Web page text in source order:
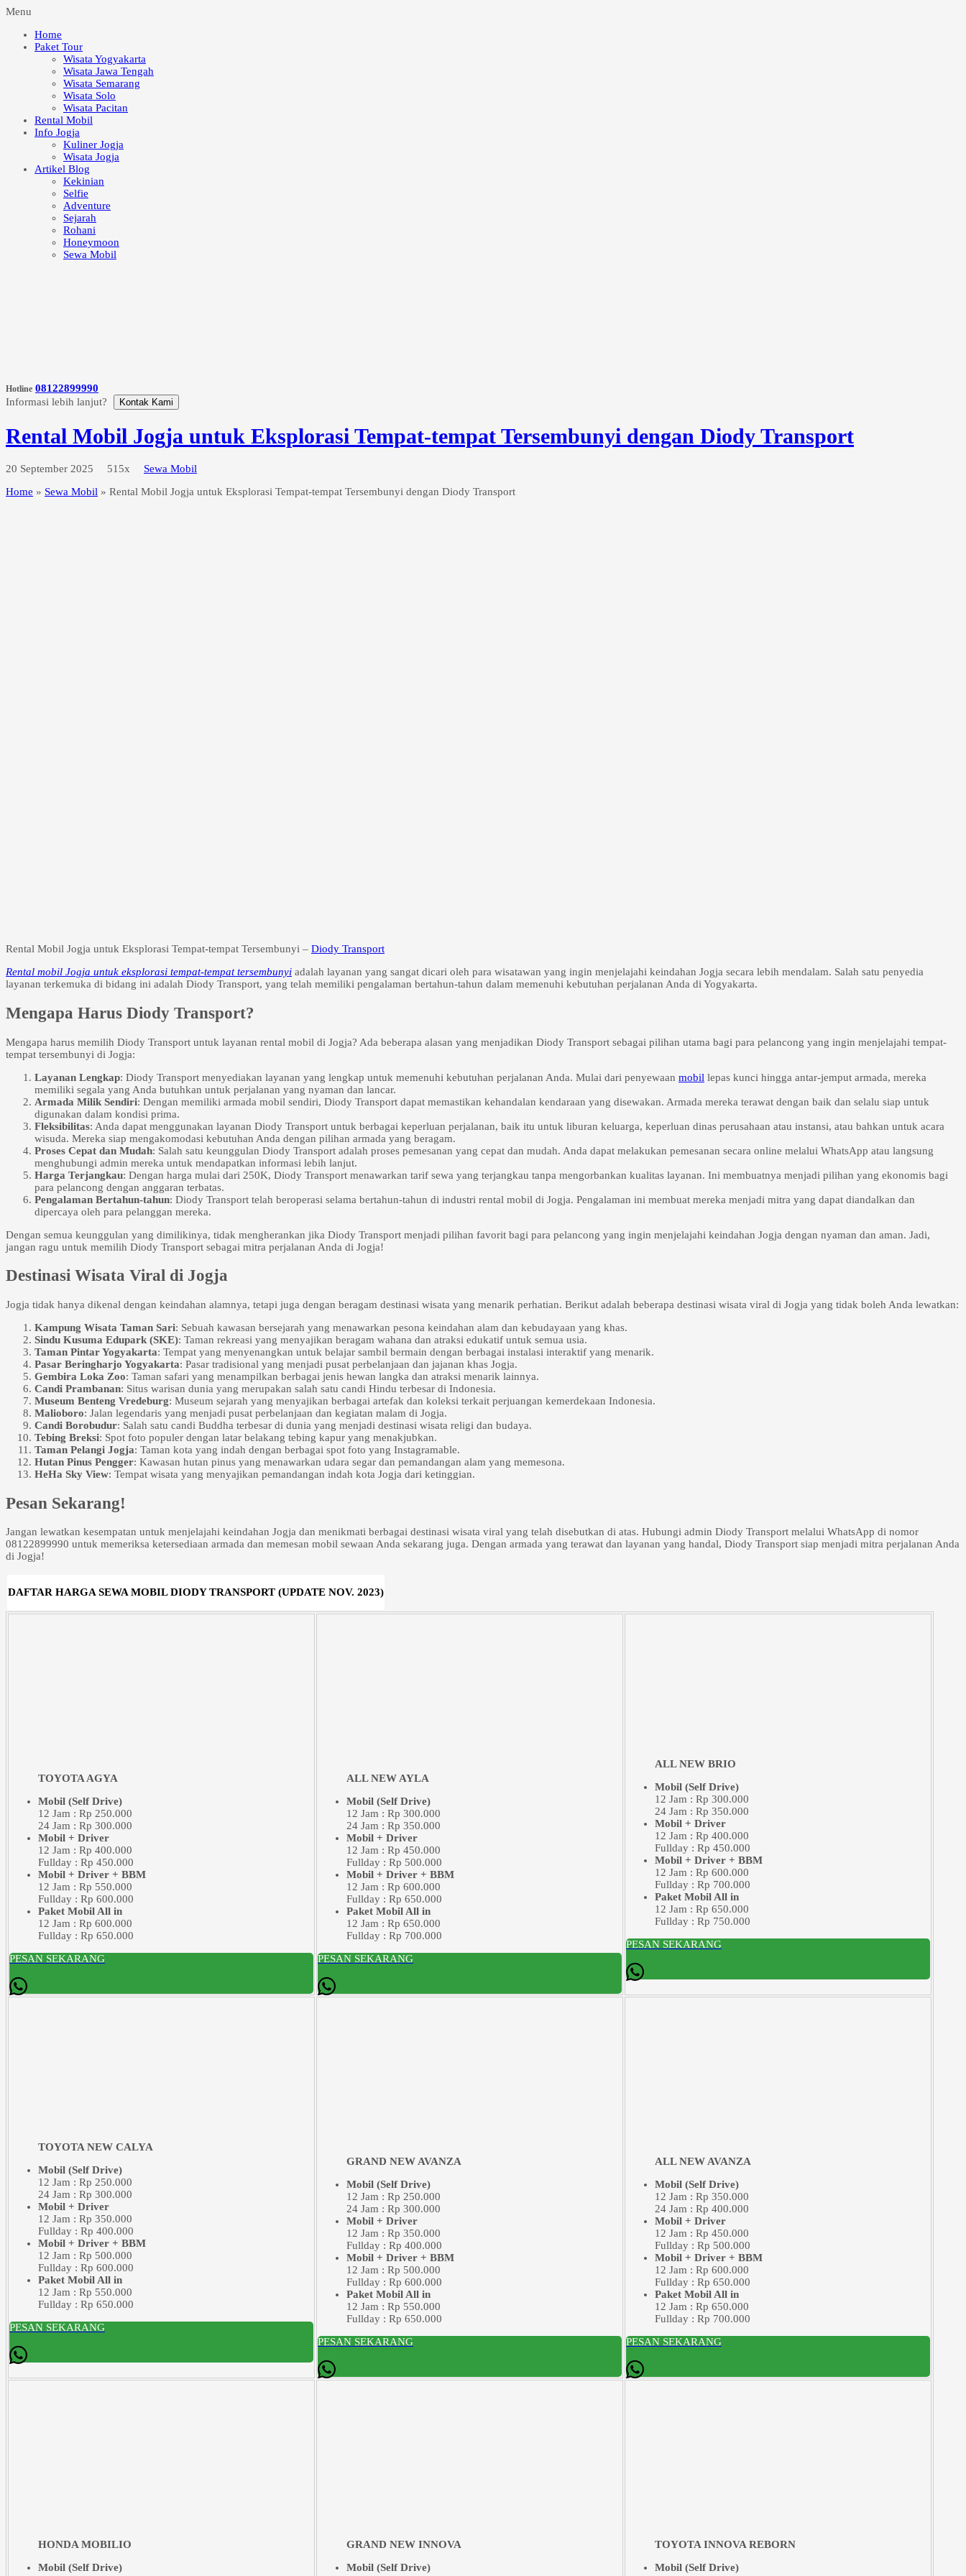
Menu
Home
Paket Tour
Wisata Yogyakarta
Wisata Jawa Tengah
Wisata Semarang
Wisata Solo
Wisata Pacitan
Rental Mobil
Info Jogja
Kuliner Jogja
Wisata Jogja
Artikel Blog
Kekinian
Selfie
Adventure
Sejarah
Rohani
Honeymoon
Sewa Mobil
Hotline 08122899990
Informasi lebih lanjut?
Kontak Kami
Rental Mobil Jogja untuk Eksplorasi Tempat-tempat Tersembunyi dengan Diody Transport
20 September 2025 515x
Sewa Mobil
Home » Sewa Mobil » Rental Mobil Jogja untuk Eksplorasi Tempat-tempat Tersembunyi dengan Diody Transport
Rental Mobil Jogja untuk Eksplorasi Tempat-tempat Tersembunyi – Diody Transport
Rental mobil Jogja untuk eksplorasi tempat-tempat tersembunyi adalah layanan yang sangat dicari oleh para wisatawan yang ingin menjelajahi keindahan Jogja secara lebih mendalam. Salah satu penyedia
layanan terkemuka di bidang ini adalah Diody Transport, yang telah memiliki pengalaman bertahun-tahun dalam memenuhi kebutuhan perjalanan Anda di Yogyakarta.
Mengapa Harus Diody Transport?
Mengapa harus memilih Diody Transport untuk layanan rental mobil di Jogja? Ada beberapa alasan yang menjadikan Diody Transport sebagai pilihan utama bagi para pelancong yang ingin menjelajahi tempat-
tempat tersembunyi di Jogja:
Layanan Lengkap: Diody Transport menyediakan layanan yang lengkap untuk memenuhi kebutuhan perjalanan Anda. Mulai dari penyewaan mobil lepas kunci hingga antar-jemput armada, mereka
memiliki segala yang Anda butuhkan untuk perjalanan yang nyaman dan lancar.
Armada Milik Sendiri: Dengan memiliki armada mobil sendiri, Diody Transport dapat memastikan kehandalan kendaraan yang disewakan. Armada mereka terawat dengan baik dan selalu siap untuk
digunakan dalam kondisi prima.
Fleksibilitas: Anda dapat menggunakan layanan Diody Transport untuk berbagai keperluan perjalanan, baik itu untuk liburan keluarga, keperluan dinas perusahaan atau instansi, atau bahkan untuk acara
wisuda. Mereka siap mengakomodasi kebutuhan Anda dengan pilihan armada yang beragam.
Proses Cepat dan Mudah: Salah satu keunggulan Diody Transport adalah proses pemesanan yang cepat dan mudah. Anda dapat melakukan pemesanan secara online melalui WhatsApp atau langsung
menghubungi admin mereka untuk mendapatkan informasi lebih lanjut.
Harga Terjangkau: Dengan harga mulai dari 250K, Diody Transport menawarkan tarif sewa yang terjangkau tanpa mengorbankan kualitas layanan. Ini membuatnya menjadi pilihan yang ekonomis bagi
para pelancong dengan anggaran terbatas.
Pengalaman Bertahun-tahun: Diody Transport telah beroperasi selama bertahun-tahun di industri rental mobil di Jogja. Pengalaman ini membuat mereka menjadi mitra yang dapat diandalkan dan
dipercaya oleh para pelanggan mereka.
Dengan semua keunggulan yang dimilikinya, tidak mengherankan jika Diody Transport menjadi pilihan favorit bagi para pelancong yang ingin menjelajahi keindahan Jogja dengan nyaman dan aman. Jadi,
jangan ragu untuk memilih Diody Transport sebagai mitra perjalanan Anda di Jogja!
Destinasi Wisata Viral di Jogja
Jogja tidak hanya dikenal dengan keindahan alamnya, tetapi juga dengan beragam destinasi wisata yang menarik perhatian. Berikut adalah beberapa destinasi wisata viral di Jogja yang tidak boleh Anda lewatkan:
Kampung Wisata Taman Sari: Sebuah kawasan bersejarah yang menawarkan pesona keindahan alam dan kebudayaan yang khas.
Sindu Kusuma Edupark (SKE): Taman rekreasi yang menyajikan beragam wahana dan atraksi edukatif untuk semua usia.
Taman Pintar Yogyakarta: Tempat yang menyenangkan untuk belajar sambil bermain dengan berbagai instalasi interaktif yang menarik.
Pasar Beringharjo Yogyakarta: Pasar tradisional yang menjadi pusat perbelanjaan dan jajanan khas Jogja.
Gembira Loka Zoo: Taman safari yang menampilkan berbagai jenis hewan langka dan atraksi menarik lainnya.
Candi Prambanan: Situs warisan dunia yang merupakan salah satu candi Hindu terbesar di Indonesia.
Museum Benteng Vredeburg: Museum sejarah yang menyajikan berbagai artefak dan koleksi terkait perjuangan kemerdekaan Indonesia.
Malioboro: Jalan legendaris yang menjadi pusat perbelanjaan dan kegiatan malam di Jogja.
Candi Borobudur: Salah satu candi Buddha terbesar di dunia yang menjadi destinasi wisata religi dan budaya.
Tebing Breksi: Spot foto populer dengan latar belakang tebing kapur yang menakjubkan.
Taman Pelangi Jogja: Taman kota yang indah dengan berbagai spot foto yang Instagramable.
Hutan Pinus Pengger: Kawasan hutan pinus yang menawarkan udara segar dan pemandangan alam yang memesona.
HeHa Sky View: Tempat wisata yang menyajikan pemandangan indah kota Jogja dari ketinggian.
Pesan Sekarang!
Jangan lewatkan kesempatan untuk menjelajahi keindahan Jogja dan menikmati berbagai destinasi wisata viral yang telah disebutkan di atas. Hubungi admin Diody Transport melalui WhatsApp di nomor
08122899990 untuk memeriksa ketersediaan armada dan memesan mobil sewaan Anda sekarang juga. Dengan armada yang terawat dan layanan yang handal, Diody Transport siap menjadi mitra perjalanan Anda
di Jogja!
DAFTAR HARGA SEWA MOBIL DIODY TRANSPORT (UPDATE NOV. 2023)
TOYOTA AGYA
Mobil (Self Drive)
12 Jam : Rp 250.000
24 Jam : Rp 300.000
Mobil + Driver
12 Jam : Rp 400.000
Fullday : Rp 450.000
Mobil + Driver + BBM
12 Jam : Rp 550.000
Fullday : Rp 600.000
Paket Mobil All in
12 Jam : Rp 600.000
Fullday : Rp 650.000
PESAN SEKARANG
ALL NEW AYLA
Mobil (Self Drive)
12 Jam : Rp 300.000
24 Jam : Rp 350.000
Mobil + Driver
12 Jam : Rp 450.000
Fullday : Rp 500.000
Mobil + Driver + BBM
12 Jam : Rp 600.000
Fullday : Rp 650.000
Paket Mobil All in
12 Jam : Rp 650.000
Fullday : Rp 700.000
PESAN SEKARANG
ALL NEW BRIO
Mobil (Self Drive)
12 Jam : Rp 300.000
24 Jam : Rp 350.000
Mobil + Driver
12 Jam : Rp 400.000
Fullday : Rp 450.000
Mobil + Driver + BBM
12 Jam : Rp 600.000
Fullday : Rp 700.000
Paket Mobil All in
12 Jam : Rp 650.000
Fullday : Rp 750.000
PESAN SEKARANG
TOYOTA NEW CALYA
Mobil (Self Drive)
12 Jam : Rp 250.000
24 Jam : Rp 300.000
Mobil + Driver
12 Jam : Rp 350.000
Fullday : Rp 400.000
Mobil + Driver + BBM
12 Jam : Rp 500.000
Fullday : Rp 600.000
Paket Mobil All in
12 Jam : Rp 550.000
Fullday : Rp 650.000
PESAN SEKARANG
GRAND NEW AVANZA
Mobil (Self Drive)
12 Jam : Rp 250.000
24 Jam : Rp 300.000
Mobil + Driver
12 Jam : Rp 350.000
Fullday : Rp 400.000
Mobil + Driver + BBM
12 Jam : Rp 500.000
Fullday : Rp 600.000
Paket Mobil All in
12 Jam : Rp 550.000
Fullday : Rp 650.000
PESAN SEKARANG
ALL NEW AVANZA
Mobil (Self Drive)
12 Jam : Rp 350.000
24 Jam : Rp 400.000
Mobil + Driver
12 Jam : Rp 450.000
Fullday : Rp 500.000
Mobil + Driver + BBM
12 Jam : Rp 600.000
Fullday : Rp 650.000
Paket Mobil All in
12 Jam : Rp 650.000
Fullday : Rp 700.000
PESAN SEKARANG
HONDA MOBILIO
Mobil (Self Drive)
GRAND NEW INNOVA
Mobil (Self Drive)
TOYOTA INNOVA REBORN
Mobil (Self Drive)